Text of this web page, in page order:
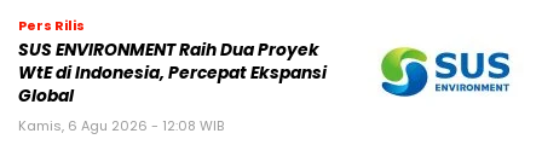
Pers Rilis
SUS ENVIRONMENT Raih Dua Proyek
WtE di Indonesia, Percepat Ekspansi
Global
Kamis, 6 Agu 2026 - 12:08 WIB